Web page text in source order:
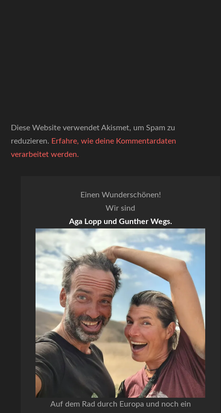
Diese Website verwendet Akismet, um Spam zu
reduzieren. Erfahre, wie deine Kommentardaten
verarbeitet werden.
Einen Wunderschönen!
Wir sind
Aga Lopp und Gunther Wegs.
Auf dem Rad durch Europa und noch ein